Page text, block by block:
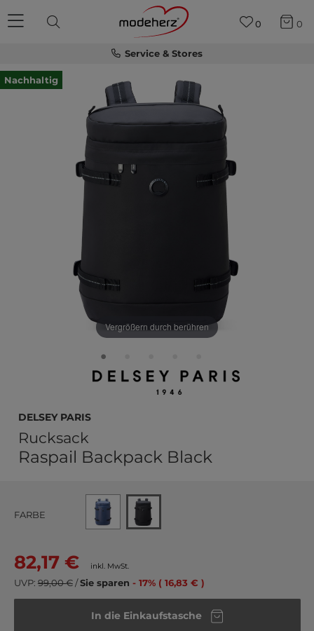
Service & Stores
0 0
Nachhaltig
Vergrößern durch berühren
DELSEY PARIS
Rucksack
Raspail Backpack Black
FARBE
82,17 € inkl. MwSt.
UVP: 99,00 €/Sie sparen - 17% ( 16,83 € )
In die Einkaufstasche